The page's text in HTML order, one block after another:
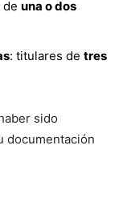
de una o dos
: titulares de tres
sido
documentación